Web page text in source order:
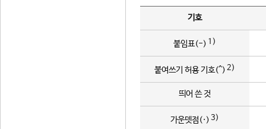
기호
붙임표(-) 1)
붙여쓰기 허용 기호(^) 2)
띄어 쓴 것
가운뎃점(·) 3)